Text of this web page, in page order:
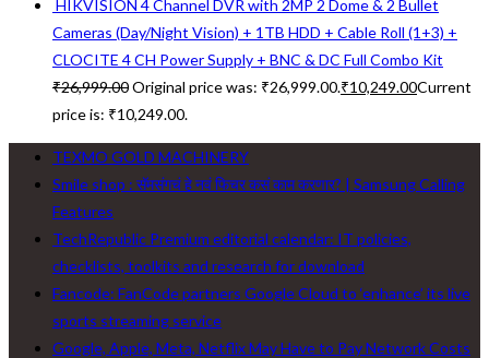
HIKVISION 4 Channel DVR with 2MP 2 Dome & 2 Bullet
Cameras (Day/Night Vision) + 1TB HDD + Cable Roll (1+3) +
CLOCITE 4 CH Power Supply + BNC & DC Full Combo Kit
₹26,999.00Original price was: ₹26,999.00.₹10,249.00Current
price is: ₹10,249.00.
TEXMO GOLD MACHINERY
Smile shop : सॅमसंगचं हे नवं फिचर कसं काम करणार? | Samsung Calling
Features
TechRepublic Premium editorial calendar: IT policies,
checklists, toolkits and research for download
Fancode: FanCode partners Google Cloud to ‘enhance’ its live
sports streaming service
Google, Apple, Meta, Netflix May Have to Pay Network Costs